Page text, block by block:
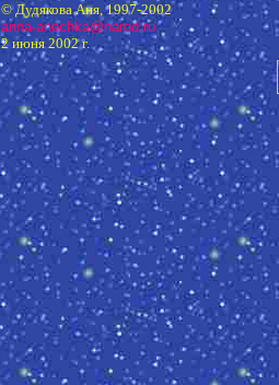
© Дудякова Аня, 1997-2002
anna-anechka@narod.ru
2 июня 2002 г.